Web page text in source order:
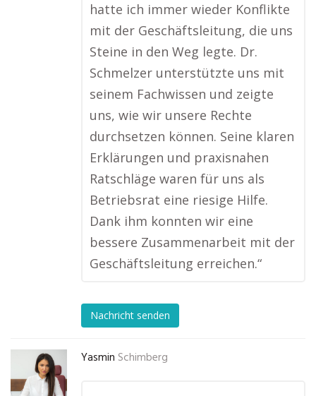
hatte ich immer wieder Konflikte
mit der Geschäftsleitung, die uns
Steine in den Weg legte. Dr.
Schmelzer unterstützte uns mit
seinem Fachwissen und zeigte
uns, wie wir unsere Rechte
durchsetzen können. Seine klaren
Erklärungen und praxisnahen
Ratschläge waren für uns als
Betriebsrat eine riesige Hilfe.
Dank ihm konnten wir eine
bessere Zusammenarbeit mit der
Geschäftsleitung erreichen.“
Nachricht senden
Yasmin Schimberg